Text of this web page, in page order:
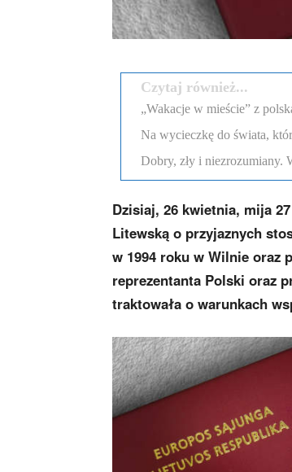
Czytaj również...
„Wakacje w mieście” z
Na wycieczkę do świata,
Dobry, zły i niezrozumiany.
Dzisiaj, 26 kwietnia, mija
Litewską o przyjaznych
w 1994 roku w Wilnie oraz
reprezentanta Polski oraz
traktowała o warunkach